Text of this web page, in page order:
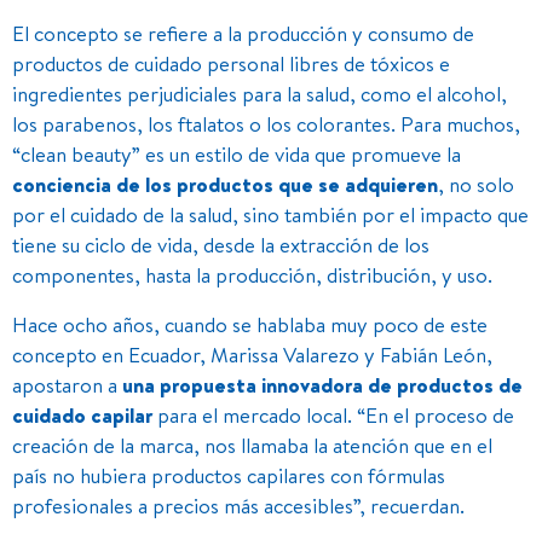
El concepto se refiere a la producción y consumo de
productos de cuidado personal libres de tóxicos e
ingredientes perjudiciales para la salud, como el alcohol,
los parabenos, los ftalatos o los colorantes. Para muchos,
“clean beauty” es un estilo de vida que promueve la
conciencia de los productos que se adquieren, no solo
por el cuidado de la salud, sino también por el impacto que
tiene su ciclo de vida, desde la extracción de los
componentes, hasta la producción, distribución, y uso.
Hace ocho años, cuando se hablaba muy poco de este
concepto en Ecuador, Marissa Valarezo y Fabián León,
apostaron a una propuesta innovadora de productos de
cuidado capilarpara el mercado local. “En el proceso de
creación de la marca, nos llamaba la atención que en el
país no hubiera productos capilares con fórmulas
profesionales a precios más accesibles”, recuerdan.